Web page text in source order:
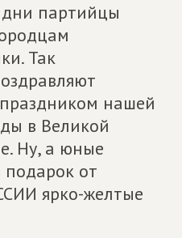
партийцы
Так
нашей
в Великой
Ну, а юные
подарок от
ярко-желтые